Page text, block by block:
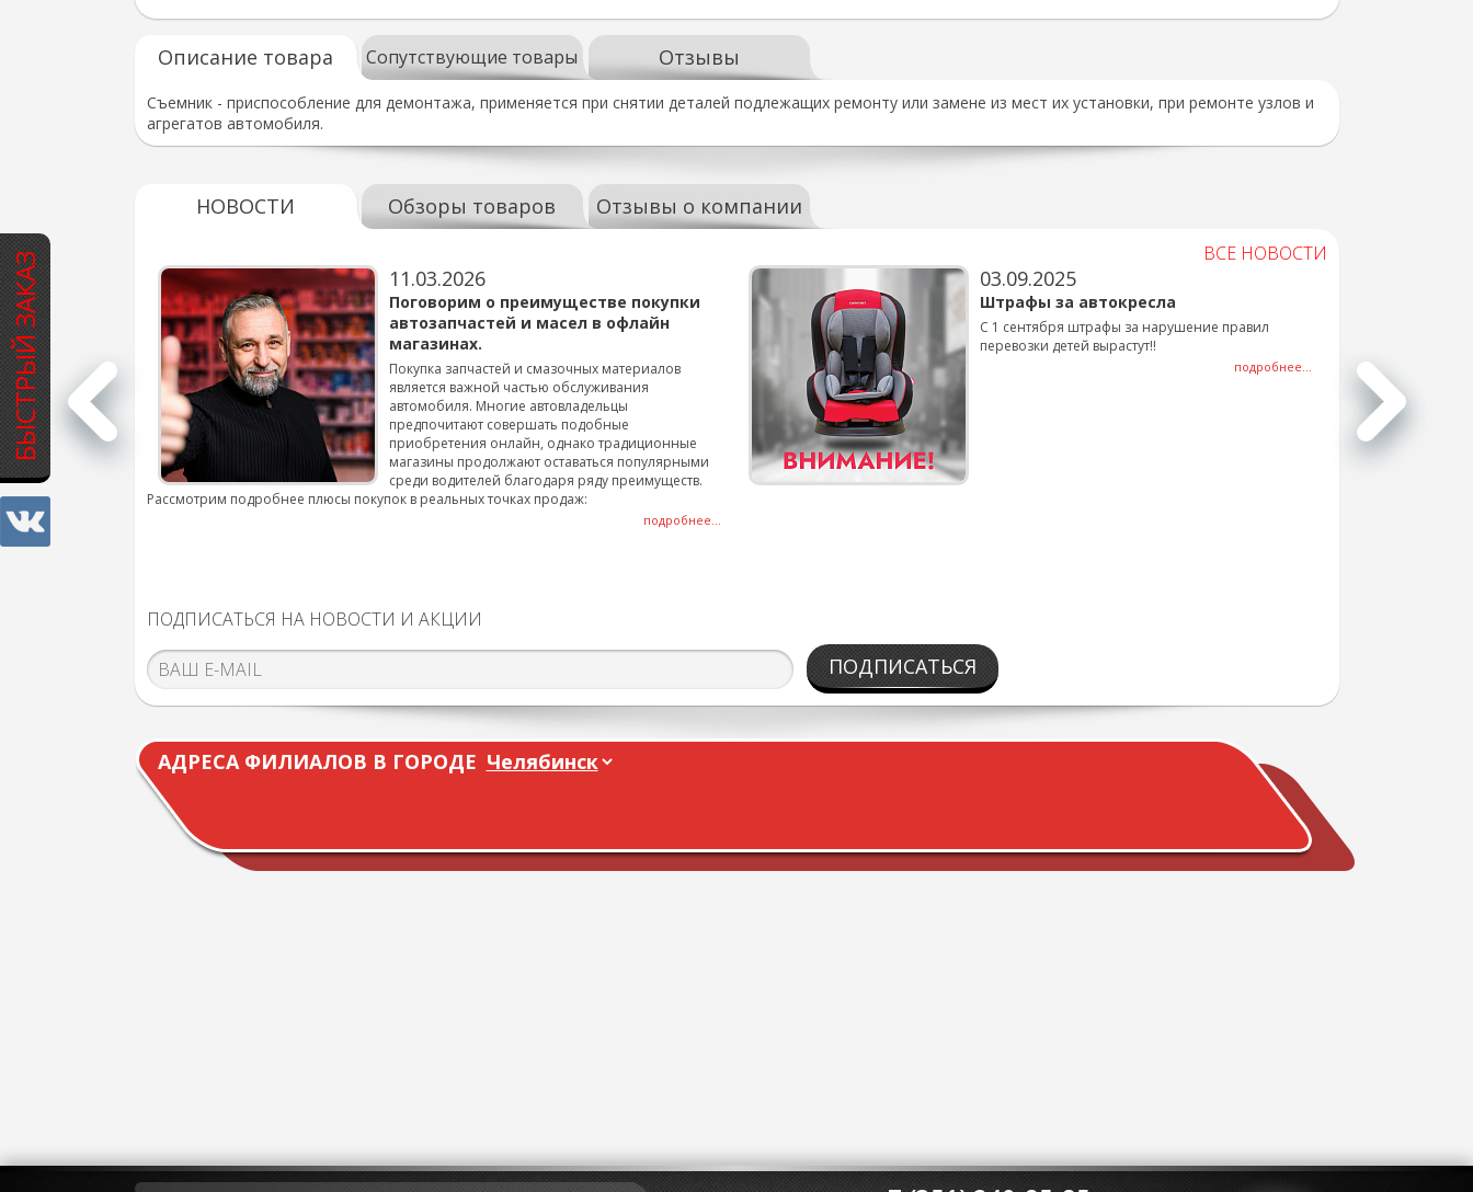
БЫСТРЫЙ ЗАКАЗ
Описание товара Сопутствующие товары Отзывы
Съемник - приспособление для демонтажа, применяется при снятии деталей подлежащих ремонту или замене из мест их установки, при ремонте узлов и
агрегатов автомобиля.
НОВОСТИ Обзоры товаров Отзывы о компании
ВСЕ НОВОСТИ
для
смены шин на
подробнее...
11.03.2026
Поговорим о преимуществе покупки
автозапчастей и масел в офлайн
магазинах.
Покупка запчастей и смазочных материалов
является важной частью обслуживания
автомобиля. Многие автовладельцы
предпочитают совершать подобные
приобретения онлайн, однако традиционные
магазины продолжают оставаться популярными
среди водителей благодаря ряду преимуществ.
Рассмотрим подробнее плюсы покупок в реальных точках продаж:
подробнее...
03.09.2025
Штрафы за автокресла
С 1 сентября штрафы за нарушение правил
перевозки детей вырастут!!
подробнее...
ПОДПИСАТЬСЯ НА НОВОСТИ И АКЦИИ
ПОДПИСАТЬСЯ
АДРЕСА ФИЛИАЛОВ В ГОРОДЕ